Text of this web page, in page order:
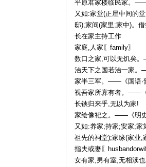
平原君家楼临民家。——
又如:家堂(正屋中间的
邸);家间(家里;家中)。
长在家主持工作
家庭,人家〖family〗
数口之家,可以无饥矣
治天下之国若治一家。
家半三军。——《国语·
视吾家所寡有者。——《
长铗归来乎,无以为家!
家绘像祀之。——《明史
又如:养家;持家;安家;家
祖先的祠堂);家缘(家业,
指夫或妻〖
女有家,男有室,无相渎